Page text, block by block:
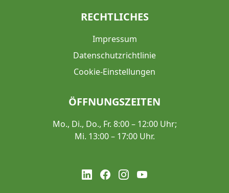
RECHTLICHES
Impressum
Datenschutzrichtlinie
Cookie-Einstellungen
ÖFFNUNGSZEITEN
Mo., Di., Do., Fr. 8:00 – 12:00 Uhr;
Mi. 13:00 – 17:00 Uhr.